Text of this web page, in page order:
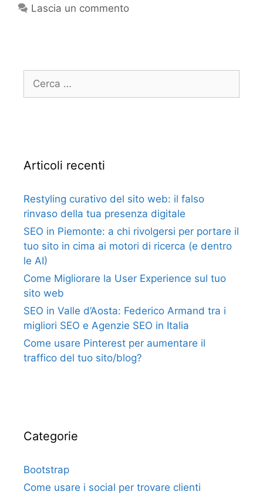
Lascia un commento
Articoli recenti
Restyling curativo del sito web: il falso
rinvaso della tua presenza digitale
SEO in Piemonte: a chi rivolgersi per portare il
tuo sito in cima ai motori di ricerca (e dentro
le AI)
Come Migliorare la User Experience sul tuo
sito web
SEO in Valle d’Aosta: Federico Armand tra i
migliori SEO e Agenzie SEO in Italia
Come usare Pinterest per aumentare il
traffico del tuo sito/blog?
Categorie
Bootstrap
Come usare i social per trovare clienti